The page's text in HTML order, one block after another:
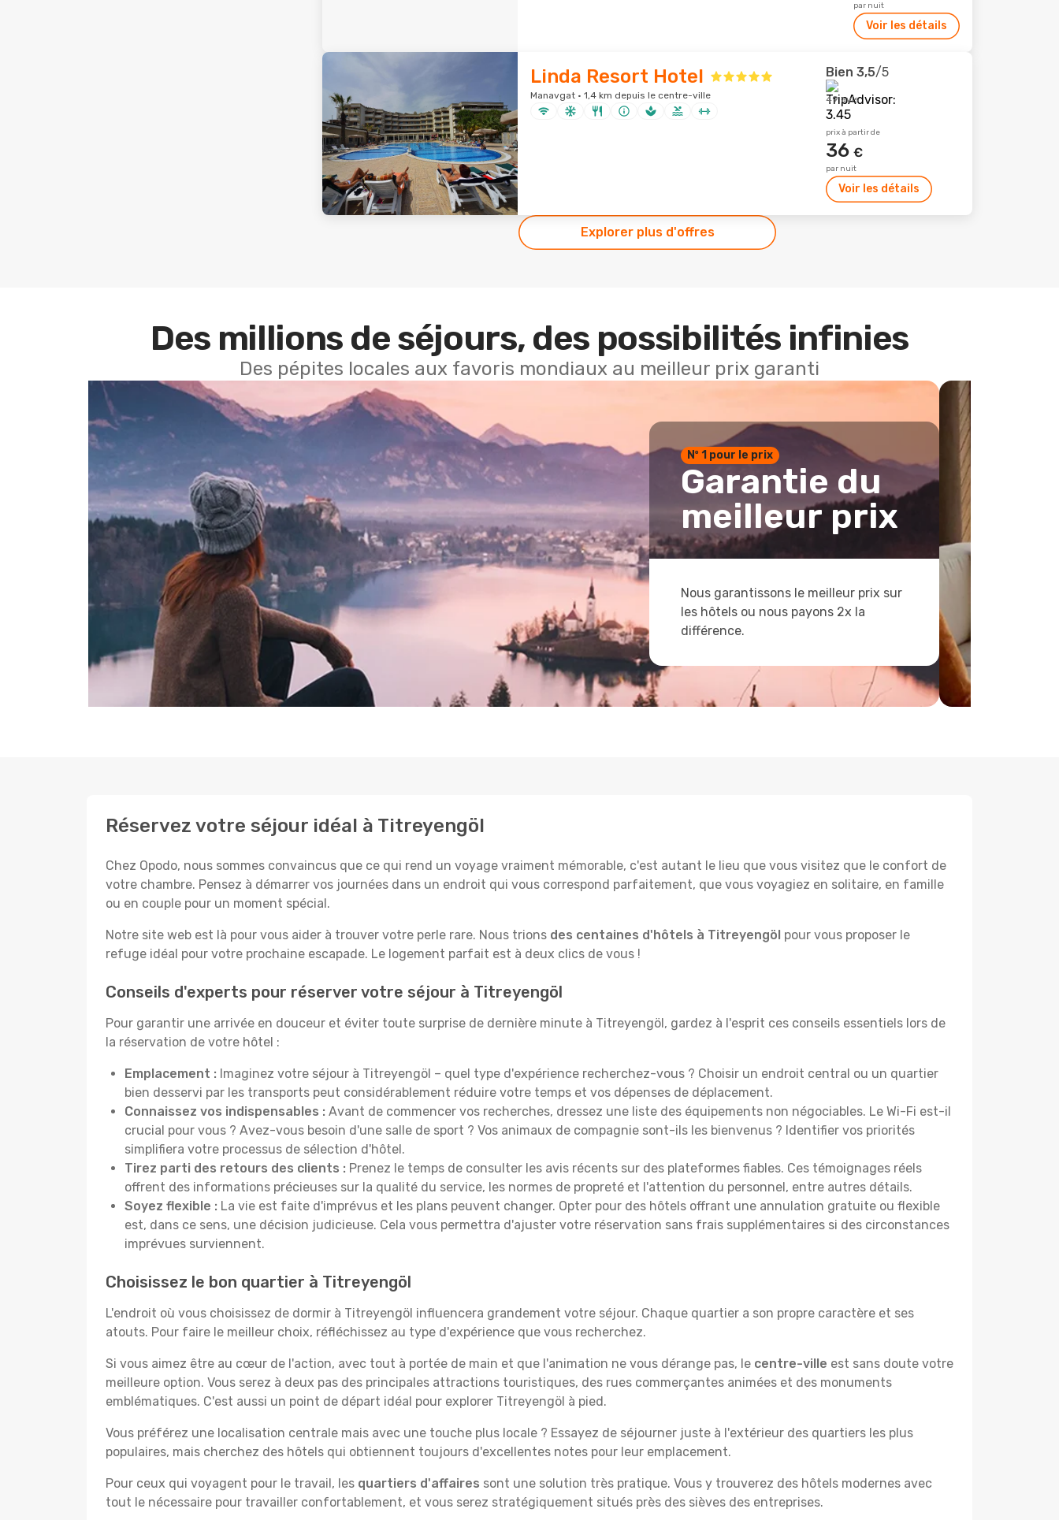
par nuit
Voir les détails
Linda Resort Hotel
Manavgat · 1,4 km depuis le centre-ville
Bien 3,5/5
49 avis
prix à partir de
36 €
par nuit
Voir les détails
Explorer plus d'offres
Des millions de séjours, des possibilités infinies
Des pépites locales aux favoris mondiaux au meilleur prix garanti
Nº 1 pour le prix
Garantie du
meilleur prix
Nous garantissons le meilleur prix sur
les hôtels ou nous payons 2x la
différence.
Réservez votre séjour idéal à Titreyengöl
Chez Opodo, nous sommes convaincus que ce qui rend un voyage vraiment mémorable, c'est autant le lieu que vous visitez que le confort de
votre chambre. Pensez à démarrer vos journées dans un endroit qui vous correspond parfaitement, que vous voyagiez en solitaire, en famille
ou en couple pour un moment spécial.
Notre site web est là pour vous aider à trouver votre perle rare. Nous trions des centaines d'hôtels à Titreyengöl pour vous proposer le
refuge idéal pour votre prochaine escapade. Le logement parfait est à deux clics de vous !
Conseils d'experts pour réserver votre séjour à Titreyengöl
Pour garantir une arrivée en douceur et éviter toute surprise de dernière minute à Titreyengöl, gardez à l'esprit ces conseils essentiels lors de
la réservation de votre hôtel :
Emplacement : Imaginez votre séjour à Titreyengöl – quel type d'expérience recherchez-vous ? Choisir un endroit central ou un quartier
bien desservi par les transports peut considérablement réduire votre temps et vos dépenses de déplacement.
Connaissez vos indispensables : Avant de commencer vos recherches, dressez une liste des équipements non négociables. Le Wi-Fi est-il
crucial pour vous ? Avez-vous besoin d'une salle de sport ? Vos animaux de compagnie sont-ils les bienvenus ? Identifier vos priorités
simplifiera votre processus de sélection d'hôtel.
Tirez parti des retours des clients : Prenez le temps de consulter les avis récents sur des plateformes fiables. Ces témoignages réels
offrent des informations précieuses sur la qualité du service, les normes de propreté et l'attention du personnel, entre autres détails.
Soyez flexible : La vie est faite d'imprévus et les plans peuvent changer. Opter pour des hôtels offrant une annulation gratuite ou flexible
est, dans ce sens, une décision judicieuse. Cela vous permettra d'ajuster votre réservation sans frais supplémentaires si des circonstances
imprévues surviennent.
Choisissez le bon quartier à Titreyengöl
L'endroit où vous choisissez de dormir à Titreyengöl influencera grandement votre séjour. Chaque quartier a son propre caractère et ses
atouts. Pour faire le meilleur choix, réfléchissez au type d'expérience que vous recherchez.
Si vous aimez être au cœur de l'action, avec tout à portée de main et que l'animation ne vous dérange pas, le centre-ville est sans doute votre
meilleure option. Vous serez à deux pas des principales attractions touristiques, des rues commerçantes animées et des monuments
emblématiques. C'est aussi un point de départ idéal pour explorer Titreyengöl à pied.
Vous préférez une localisation centrale mais avec une touche plus locale ? Essayez de séjourner juste à l'extérieur des quartiers les plus
populaires, mais cherchez des hôtels qui obtiennent toujours d'excellentes notes pour leur emplacement.
Pour ceux qui voyagent pour le travail, les quartiers d'affaires sont une solution très pratique. Vous y trouverez des hôtels modernes avec
tout le nécessaire pour travailler confortablement, et vous serez stratégiquement situés près des sièves des entreprises.